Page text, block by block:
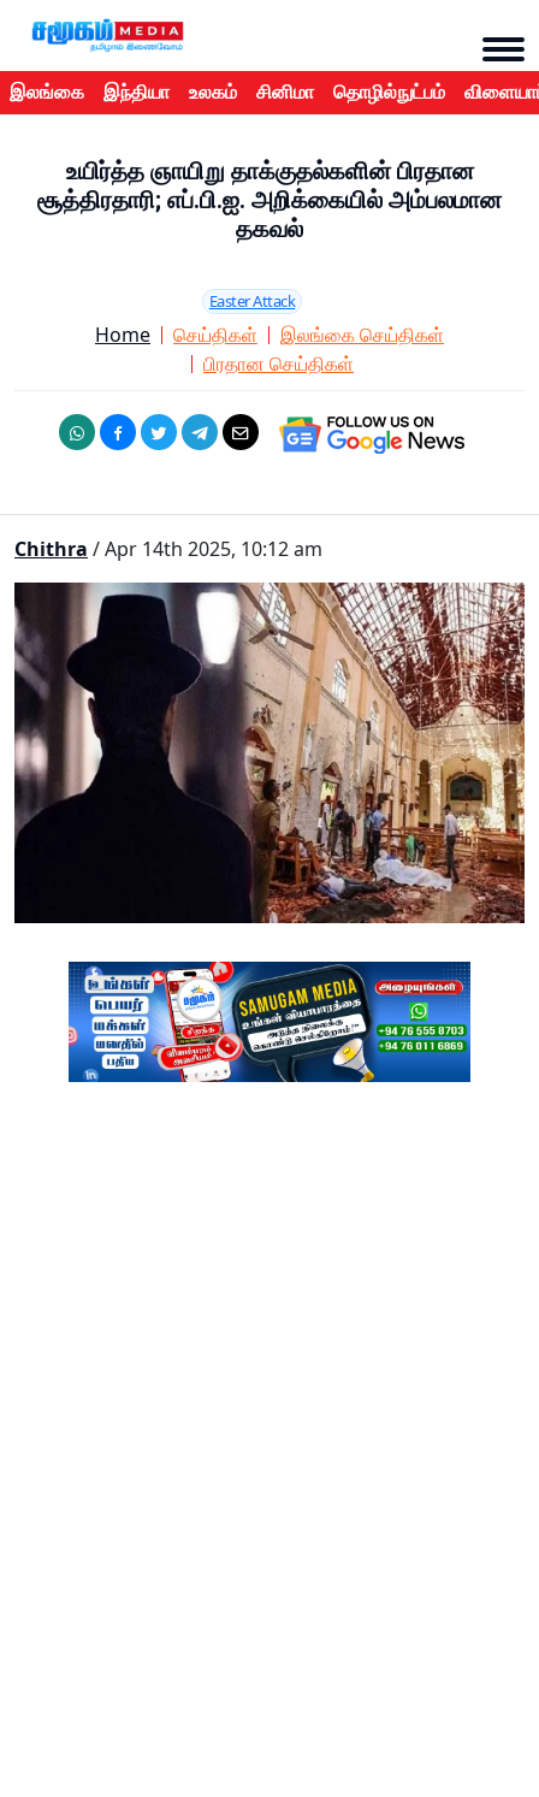
இலங்கை இந்தியா உலகம் சினிமா தொழில்நுட்பம்
உயிர்த்த ஞாயிறு தாக்குதல்களின் பிரதான
சூத்திரதாரி; எப்.பி.ஐ. அறிக்கையில் அம்பலமான
தகவல்
Easter Attack
Home செய்திகள்
இலங்கை செய்திகள்
பிரதான செய்திகள்
Chithra / Apr 14th 2025, 10:12 am